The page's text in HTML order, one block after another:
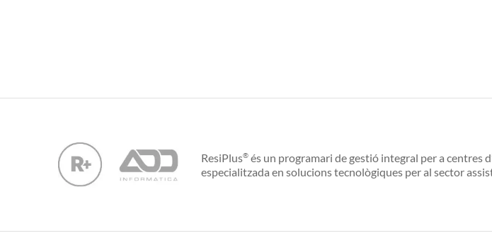
ResiPlus®és un programari de gestió integral per a centres
especialitzada en solucions tecnològiques per al sector